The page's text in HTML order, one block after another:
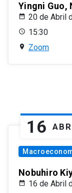
Yingni Guo,
20 de Abril
15:30
Zoom
16 ABR
Nobuhiro
16 de Abril